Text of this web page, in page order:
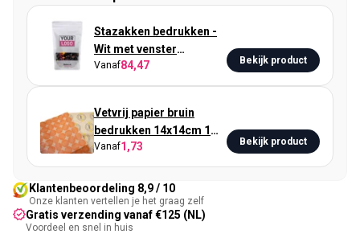
Stazakken bedrukken -
Wit met venster
18x29cm
Vanaf84,47 Bekijk product
Vetvrij papier bruin
bedrukken 14x14cm 1
kleur
Vanaf1,73 Bekijk product
Klantenbeoordeling 8,9 / 10
Onze klanten vertellen je het graag zelf
Gratis verzending vanaf €125 (NL)
Voordeel en snel in huis